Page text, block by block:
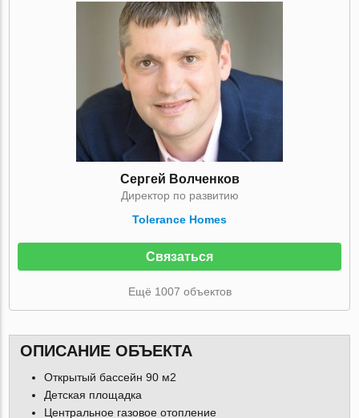
Сергей Волченков
Директор по развитию
Tolerance Homes
Связаться
Ещё 1007 объектов
ОПИСАНИЕ ОБЪЕКТА
Открытый бассейн 90 м2
Детская площадка
Центральное газовое отопление